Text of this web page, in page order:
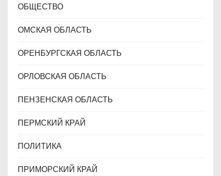
ОБЩЕСТВО
ОМСКАЯ ОБЛАСТЬ
ОРЕНБУРГСКАЯ ОБЛАСТЬ
ОРЛОВСКАЯ ОБЛАСТЬ
ПЕНЗЕНСКАЯ ОБЛАСТЬ
ПЕРМСКИЙ КРАЙ
ПОЛИТИКА
ПРИМОРСКИЙ КРАЙ